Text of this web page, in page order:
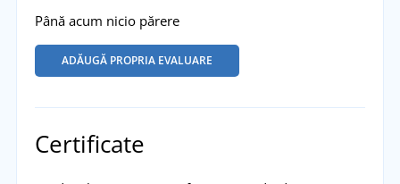
Până acum nicio părere
ADĂUGĂ PROPRIA EVALUARE
Certificate